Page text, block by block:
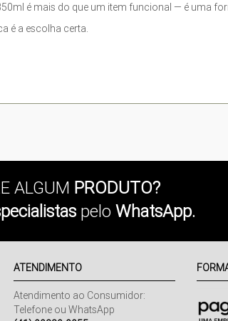
é mais do que um item funcional — é uma
é a escolha certa.
ALGUM PRODUTO?
pelo WhatsApp.
ATENDIMENTO
Atendimento ao Consumidor:
Telefone ou WhatsApp